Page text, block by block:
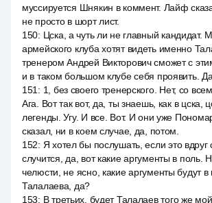
муссируется Шнякин в коммент. Лайф
не просто в шорт лист.
150: Цска, а чуть ли не главный кандидат.
армейского клуба хотят видеть именно
тренером Андрей Викторович сможет с
и в таком большом клубе себя проявить.
151 : 1, без своего тренерского. Нет, со
Ага. Вот так вот, да, ты знаешь, как в цска,
легенды. Угу. И все. Вот. И они уже
сказал, ни в коем случае, да, потом.
152: Я хотел бы послушать, если это вдруг
случится, да, вот какие аргументы в поль.
челюсти, не ясно, какие аргументы будут в
Талалаева, да?
153: В третьих, будет Талалаев того же